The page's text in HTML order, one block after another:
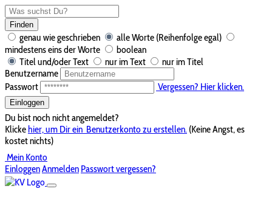
Finden
genau wie geschrieben
alle Worte (Reihenfolge egal)
mindestens eins der Worte
boolean
Titel und/oder Text
nur im Text
nur im Titel
Benutzername
Passwort
Vergessen? Hier klicken.
Einloggen
Du bist noch nicht angemeldet?
Klickehier, um Dir ein Benutzerkonto zu erstellen. (Keine Angst, es
kostet nichts)
Mein Konto
EinloggenAnmelden Passwort vergessen?